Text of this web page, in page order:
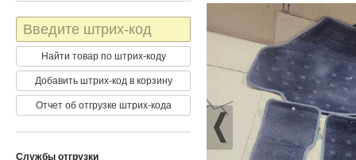
Штрих-
код
Найти товар по штрих-коду
Добавить штрих-код в корзину
Отчет об отгрузке штрих-кода
Службы отгрузки